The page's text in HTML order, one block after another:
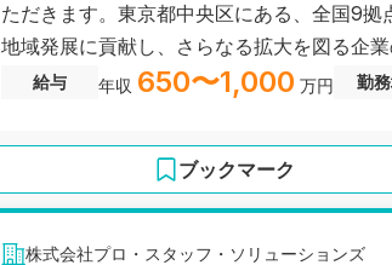
ただきます。東京都中央区にある、全国9
地域発展に貢献し、さらなる拡大を図る企業
給与 年収 650〜1,000 万円 勤
ブックマーク
株式会社プロ・スタッフ・ソリューションズ